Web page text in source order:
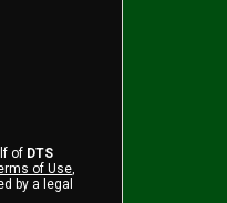
of DTS
of Use,
by a legal